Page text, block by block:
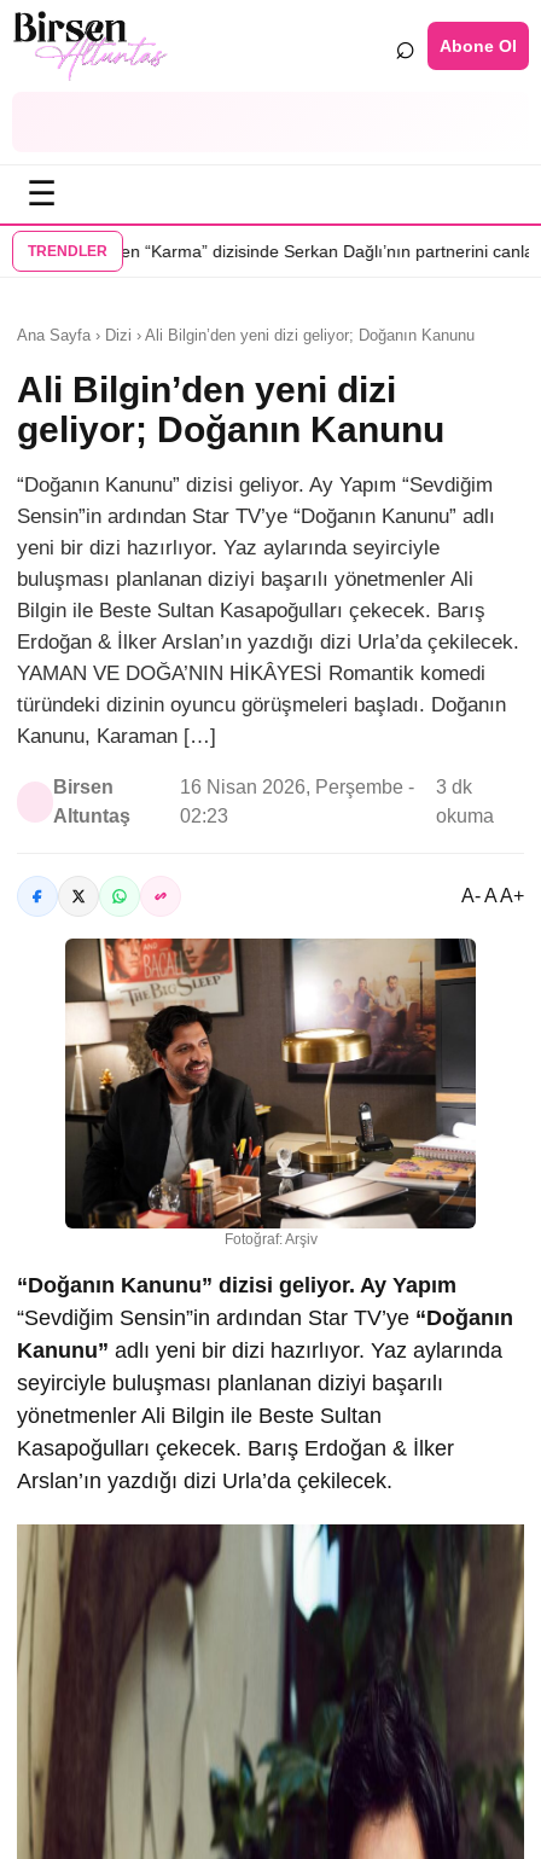
⌕ Abone Ol
☰
TRENDLER
dizisinde Serkan Dağlı’nın partnerini canlandıracak •Daha 17’ye
Ana Sayfa › Dizi › Ali Bilgin’den yeni dizi geliyor; Doğanın Kanunu
Ali Bilgin’den yeni dizi
geliyor; Doğanın Kanunu
“Doğanın Kanunu” dizisi geliyor. Ay Yapım “Sevdiğim
Sensin”in ardından Star TV’ye “Doğanın Kanunu” adlı
yeni bir dizi hazırlıyor. Yaz aylarında seyirciyle
buluşması planlanan diziyi başarılı yönetmenler Ali
Bilgin ile Beste Sultan Kasapoğulları çekecek. Barış
Erdoğan & İlker Arslan’ın yazdığı dizi Urla’da çekilecek.
YAMAN VE DOĞA’NIN HİKÂYESİ Romantik komedi
türündeki dizinin oyuncu görüşmeleri başladı. Doğanın
Kanunu, Karaman […]
Birsen
Altuntaş
16 Nisan 2026, Perşembe -
02:23
3 dk
okuma
A- A A+
Fotoğraf: Arşiv
“Doğanın Kanunu” dizisi geliyor. Ay Yapım
“Sevdiğim Sensin”in ardından Star TV’ye “Doğanın
Kanunu” adlı yeni bir dizi hazırlıyor. Yaz aylarında
seyirciyle buluşması planlanan diziyi başarılı
yönetmenler Ali Bilgin ile Beste Sultan
Kasapoğulları çekecek. Barış Erdoğan & İlker
Arslan’ın yazdığı dizi Urla’da çekilecek.